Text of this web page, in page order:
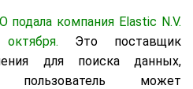
подала компания Elastic N.V.
Это поставщик
для поиска данных,
может